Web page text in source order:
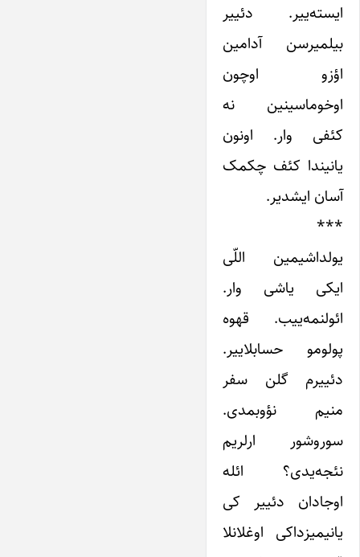
ایسته‌ییر. دئییر
بیلمیرسن آدامین
اؤزو اوچون
اوخوماسینین نه
کئفی وار. اونون
یانیندا کئف چکمک
آسان ایشدیر.
***
یولداشیمین اللّی
ایکی یاشی وار.
ائولنمه‌ییب. قهوه
پولومو حسابلاییر.
دئییرم گلن سفر
منیم نؤوبمدی.
سوروشور ارلریم
نئجه‌یدی؟ ائله
اوجادان دئییر کی
یانیمیزداکی اوغلانلا